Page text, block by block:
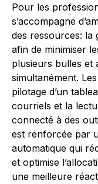
Pour les
s’accompagne
des ressources: la
afin de minimiser
plusieurs bulles et
simultanément.
pilotage d’un
courriels et la
connecté à des
est renforcée par
automatique qui
et optimise
une meilleure